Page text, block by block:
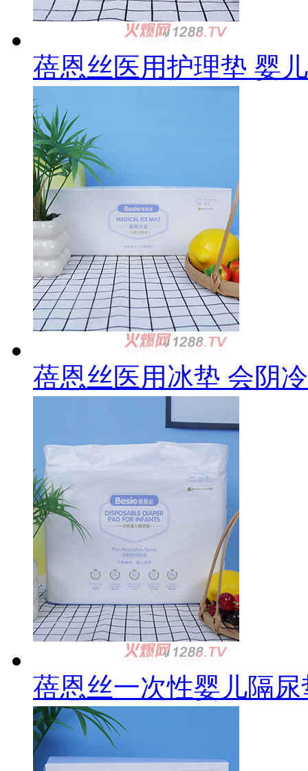
蓓恩丝医用护理垫 婴
蓓恩丝医用冰垫 会阴
蓓恩丝一次性婴儿隔尿